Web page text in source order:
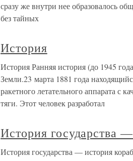
сразу же внутри нее образовалось
без тайных
История
История Ранняя история (до 1945
Земли.23 марта 1881 года
ракетного летательного аппарата с
тяги. Этот человек разработал
История государства
История государства — история